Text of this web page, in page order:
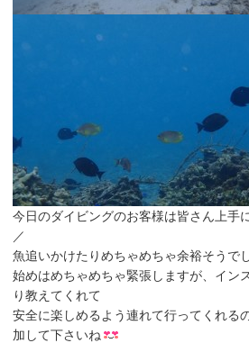
今日のダイビングのお客様は皆さん上手
／
魚追いかけたりめちゃめちゃ余裕そうで
始めはめちゃめちゃ緊張しますが、イン
り教えてくれて
安全に楽しめるよう連れて行ってくれる
加して下さいね